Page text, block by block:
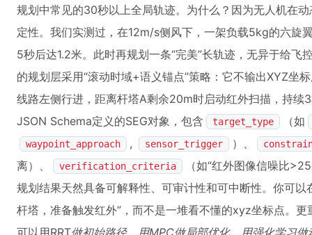
规划中常见的30秒以上全局轨迹。为什么？因为无人机在
定性。我们实测过，在12m/s侧风下，一架负载5kg的六旋
5秒后达1.2米。此时再规划一条“完美”长轨迹，无异于给飞
的规划层采用“滚动时域+语义锚点”策略：它不输出XYZ坐
线路左侧行进，距离杆塔A剩余20m时启动红外扫描，持续
JSON Schema定义的SEG对象，包含
target_type （如
waypoint_approach , sensor_trigger ）、
离）、 verification_criteria
（如“红外图像信噪比
规划结果天然具备可解释性、可审计性和可中断性。你可
杆塔，准备触发红外”，而不是一堆看不懂的xyz坐标点。
可以用RRT做初始路径，用MPC做局部优化，用强化学习